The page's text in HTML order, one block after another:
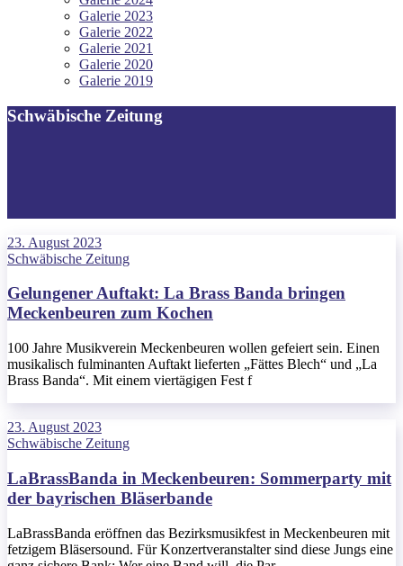
Galerie 2023
Galerie 2022
Galerie 2021
Galerie 2020
Galerie 2019
Schwäbische Zeitung
23. August 2023
Schwäbische Zeitung
Gelungener Auftakt: La Brass Banda bringen
Meckenbeuren zum Kochen
100 Jahre Musikverein Meckenbeuren wollen gefeiert sein. Einen
musikalisch fulminanten Auftakt lieferten „Fättes Blech“ und „La
Brass Banda“. Mit einem viertägigen Fest f
23. August 2023
Schwäbische Zeitung
LaBrassBanda in Meckenbeuren: Sommerparty mit
der bayrischen Bläserbande
LaBrassBanda eröffnen das Bezirksmusikfest in Meckenbeuren mit
fetzigem Bläsersound. Für Konzertveranstalter sind diese Jungs eine